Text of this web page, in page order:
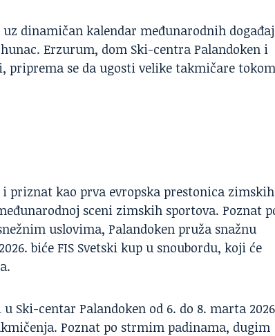
dinamičan kalendar međunarodnih
Erzurum, dom Ski-centra Palandoken i
priprema se da ugosti velike takmičare tokom
priznat kao prva evropska prestonica zimskih
sceni zimskih sportova. Poznat
uslovima, Palandoken pruža snažnu
biće FIS Svetski kup u snoubordu, koji će
Ski-centar Palandoken od 6. do 8. marta
Poznat po strmim padinama, dugim